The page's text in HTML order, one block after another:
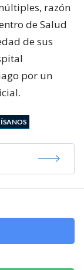
razón
de Salud
de sus
por un